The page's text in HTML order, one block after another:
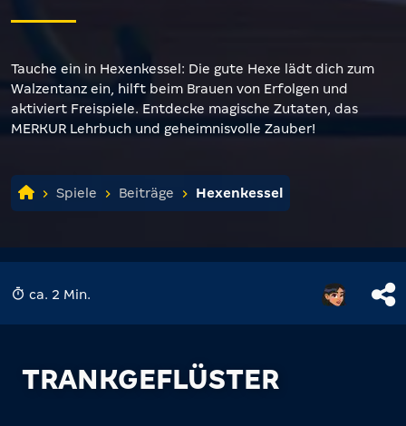
Tauche ein in Hexenkessel: Die gute Hexe lädt dich zum
Walzentanz ein, hilft beim Brauen von Erfolgen und
aktiviert Freispiele. Entdecke magische Zutaten, das
MERKUR Lehrbuch und geheimnisvolle Zauber!
Spiele Beiträge Hexenkessel
ca. 2 Min.
TRANKGEFLÜSTER